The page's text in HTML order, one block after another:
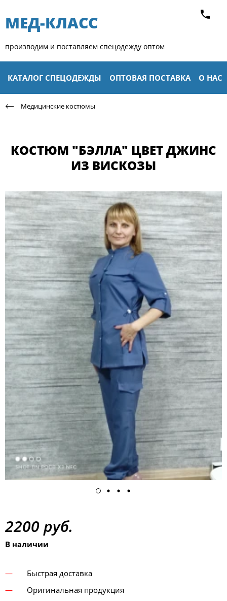
МЕД-КЛАСС​
производим и поставляем спецодежду оптом
КАТАЛОГ СПЕЦОДЕЖДЫ ОПТОВАЯ ПОСТАВКА О НАС
Медицинские костюмы
КОСТЮМ "БЭЛЛА" ЦВЕТ ДЖИНС
ИЗ ВИСКОЗЫ
2200 руб.
В наличии
Быстрая доставка
Оригинальная продукция